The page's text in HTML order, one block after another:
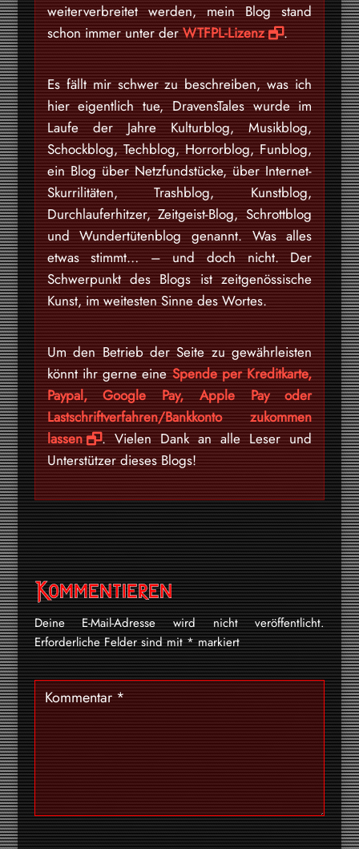
weiterverbreitet werden, mein Blog stand
schon immer unter derWTFPL-Lizenz .
Es fällt mir schwer zu beschreiben, was ich
hier eigentlich tue, DravensTales wurde im
Laufe der Jahre Kulturblog, Musikblog,
Schockblog, Techblog, Horrorblog, Funblog,
ein Blog über Netzfundstücke, über Internet-
Skurrilitäten, Trashblog, Kunstblog,
Durchlauferhitzer, Zeitgeist-Blog, Schrottblog
und Wundertütenblog genannt. Was alles
etwas stimmt… – und doch nicht. Der
Schwerpunkt des Blogs ist zeitgenössische
Kunst, im weitesten Sinne des Wortes.
Um den Betrieb der Seite zu gewährleisten
könnt ihr gerne eineSpende per Kreditkarte,
Paypal, Google Pay, Apple Pay oder
Lastschriftverfahren/Bankkonto zukommen
lassen
. Vielen Dank an alle Leser und
Unterstützer dieses Blogs!
Kommentieren
Deine E-Mail-Adresse wird nicht veröffentlicht.
Erforderliche Felder sind mit*markiert